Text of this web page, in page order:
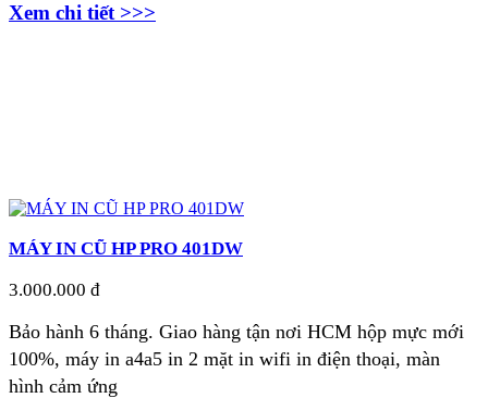
Xem chi tiết >>>
MÁY IN CŨ HP PRO 401DW
3.000.000 đ
Bảo hành 6 tháng. Giao hàng tận nơi HCM hộp mực mới
100%, máy in a4a5 in 2 mặt in wifi in điện thoại, màn
hình cảm ứng